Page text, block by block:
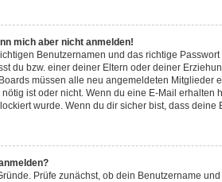
mich aber nicht anmelden!
Benutzernamen und das richtige
du bzw. einer deiner Eltern oder deiner
müssen alle neu angemeldeten Mitglieder
ist oder nicht. Wenn du eine E-Mail
wurde. Wenn du dir sicher bist, dass
Prüfe zunächst, ob dein Benutzername